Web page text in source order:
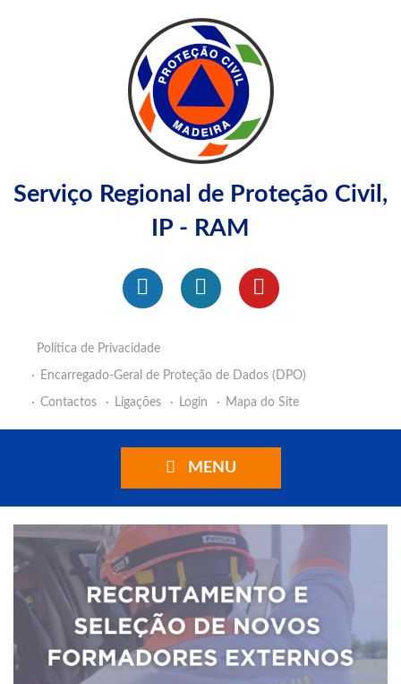
Serviço Regional de Proteção Civil,
IP - RAM
Política de Privacidade
Encarregado-Geral de Proteção de Dados (DPO)
Contactos
Ligações Login Mapa do Site
MENU